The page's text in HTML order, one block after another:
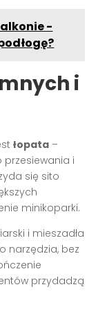
-
i
łopata –
przesiewania i
się sito
minikoparki.
i mieszadła
narzędzia, bez
przydadzą